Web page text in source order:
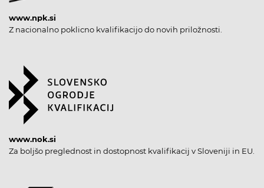
www.npk.si
Z nacionalno poklicno kvalifikacijo do novih priložnosti.
www.nok.si
Za boljšo preglednost in dostopnost kvalifikacij v Sloveniji in EU.